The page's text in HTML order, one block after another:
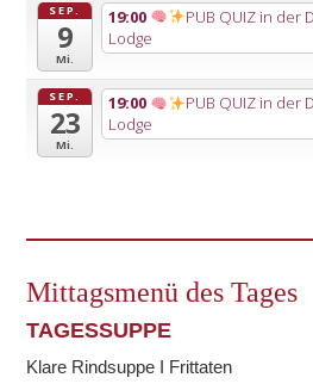
SEP.
9
Mi.
19:00 PUB QUIZ in der
Lodge
SEP.
23
Mi.
19:00 PUB QUIZ in der
Lodge
Mittagsmenü des Tages
TAGESSUPPE
Klare Rindsuppe I Frittaten